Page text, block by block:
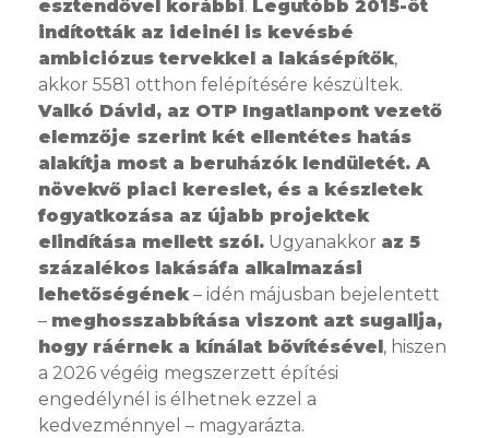
esztendővel korábbi. Legutóbb 2015-öt
indították az ideinél is kevésbé
ambiciózus tervekkel a lakásépítők,
akkor 5581 otthon felépítésére készültek.
Valkó Dávid, az OTP Ingatlanpont vezető
elemzője szerint két ellentétes hatás
alakítja most a beruházók lendületét. A
növekvő piaci kereslet, és a készletek
fogyatkozása az újabb projektek
elindítása mellett szól. Ugyanakkor az 5
százalékos lakásáfa alkalmazási
lehetőségének– idén májusban bejelentett
– meghosszabbítása viszont azt sugallja,
hogy ráérnek a kínálat bővítésével, hiszen
a 2026 végéig megszerzett építési
engedélynél is élhetnek ezzel a
kedvezménnyel – magyarázta.